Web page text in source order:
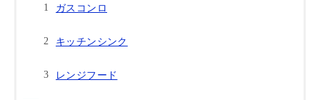
ガスコンロ
キッチンシンク
レンジフード